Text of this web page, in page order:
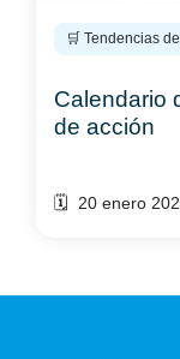
🛒 Tendencias
Calendario
de acción
🗓️ 20 enero